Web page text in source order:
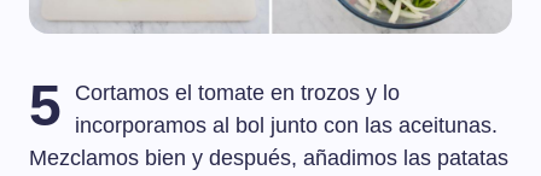
5
Cortamos el tomate en trozos y lo
incorporamos al bol junto con las aceitunas.
Mezclamos bien y después, añadimos las patatas